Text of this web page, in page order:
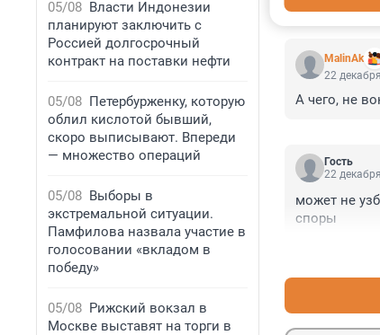
05/08 Власти Индонезии
планируют заключить с
Россией долгосрочный
контракт на поставки нефти
05/08 Петербурженку, которую
облил кислотой бывший,
скоро выписывают. Впереди
— множество операций
05/08 Выборы в
экстремальной ситуации.
Памфилова назвала участие в
голосовании «вкладом в
победу»
05/08 Рижский вокзал в
Москве выставят на торги в
MalinAk
22
А чего, не
Гость
22
может не
споры